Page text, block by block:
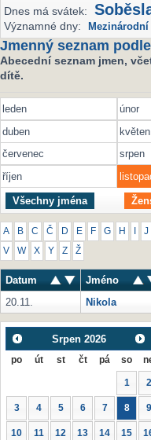
Dnes má svátek:
Významné dny:
Jmenný seznam
Abecední seznam jmen,
dítě.
leden únor
duben
květen
červenec
srpen
říjen
Všechny jména
A B C Č D E F G H J
V W X Y Z Ž
Datum Jméno
20.11.
Nikola
Srpen 2026
po út st čt pá so
1 2
3 4 5 6 7 8 9
10 11 12 13 14 15